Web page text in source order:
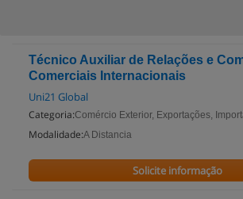
Técnico Auxiliar de Relações e
Comerciais Internacionais
Uni21 Global
Categoria:Comércio Exterior, Exportações,
Modalidade:A Distancia
Solicite informação